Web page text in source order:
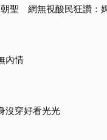
聖 網無視酸民狂讚：
內情
沒穿好看光光